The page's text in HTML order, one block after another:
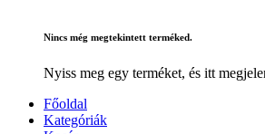
Nincs még megtekintett terméked.
Nyiss meg egy terméket, és itt
Főoldal
Kategóriák